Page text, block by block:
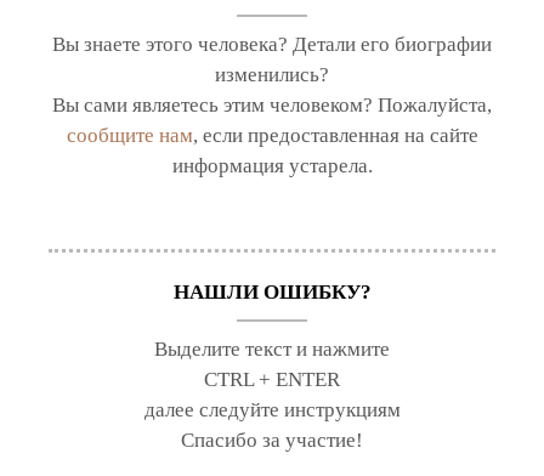
Вы знаете этого человека? Детали его биографии
изменились?
Вы сами являетесь этим человеком? Пожалуйста,
сообщите нам, если предоставленная на сайте
информация устарела.
НАШЛИ ОШИБКУ?
Выделите текст и нажмите
CTRL + ENTER
далее следуйте инструкциям
Спасибо за участие!